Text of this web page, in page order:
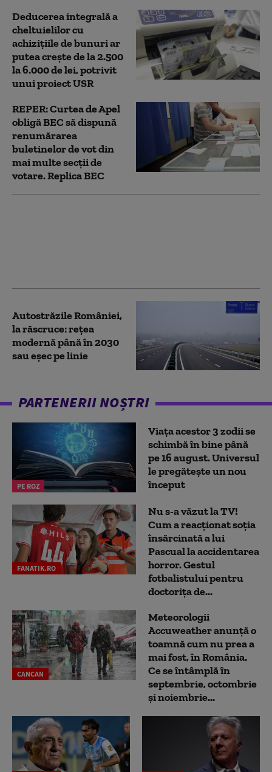
Deducerea integrală a
cheltuielilor cu
achiziţiile de bunuri ar
putea creşte de la 2.500
la 6.000 de lei, potrivit
unui proiect USR
REPER: Curtea de Apel
obligă BEC să dispună
renumărarea
buletinelor de vot din
mai multe secţii de
votare. Replica BEC
Autostrăzile României,
la răscruce: rețea
modernă până în 2030
sau eșec pe linie
PARTENERII NOȘTRI
PE ROZ
Viața acestor 3 zodii se
schimbă în bine până
pe 16 august. Universul
le pregătește un nou
început
FANATIK.RO
Nu s-a văzut la TV!
Cum a reacţionat soţia
însărcinată a lui
Pascual la accidentarea
horror. Gestul
fotbalistului pentru
doctoriţa de...
CANCAN
Meteorologii
Accuweather anunță o
toamnă cum nu prea a
mai fost, în România.
Ce se întâmplă în
septembrie, octombrie
și noiembrie...